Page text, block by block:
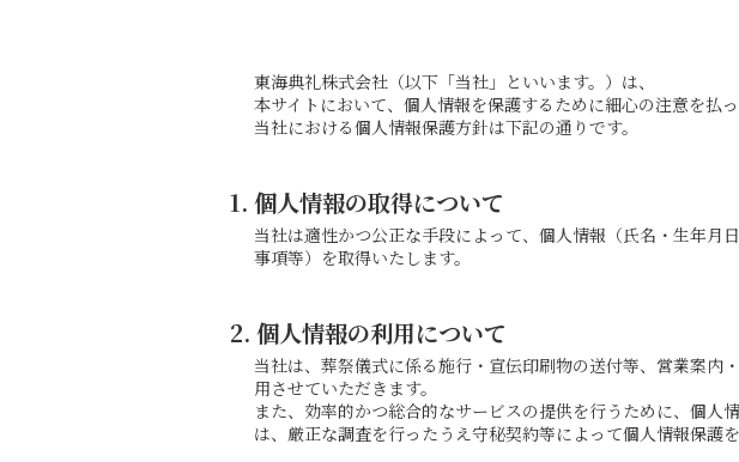
東海典礼株式会社（以下「当社」といいます。）は、
本サイトにおいて、個人情報を保護するために細心の注意を払っ
当社における個人情報保護方針は下記の通りです。
1. 個人情報の取得について
当社は適性かつ公正な手段によって、個人情報（氏名・生年
事項等）を取得いたします。
2. 個人情報の利用について
当社は、葬祭儀式に係る施行・宣伝印刷物の送付等、営業案内
用させていただきます。
また、効率的かつ総合的なサービスの提供を行うために、個
は、厳正な調査を行ったうえ守秘契約等によって個人情報保護